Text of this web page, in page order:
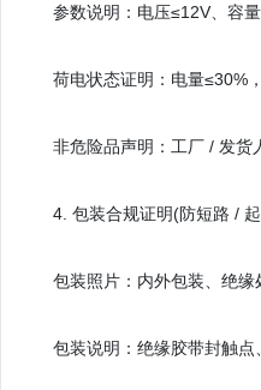
参数说明：电压≤12V、容量
荷电状态证明：电量≤30%，
非危险品声明：工厂 / 发货
4. 包装合规证明(防短路 /
包装照片：内外包装、绝缘处
包装说明：绝缘胶带封触点